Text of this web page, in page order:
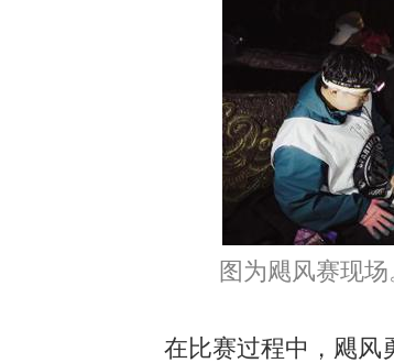
图为飓风赛现场
在比赛过程中，飓风勇